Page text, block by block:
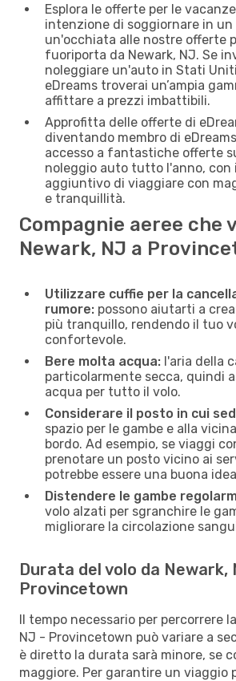
Esplora le offerte per le
intenzione di soggiornare in un
un'occhiata alle nostre offerte
fuoriporta da Newark, NJ. Se
noleggiare un'auto in Stati
eDreams troverai un’ampia
affittare a prezzi imbattibili.
Approfitta delle offerte di
diventando membro di
accesso a fantastiche offerte
noleggio auto tutto l'anno, con
aggiuntivo di viaggiare con
e tranquillità.
Compagnie aeree che
Newark, NJ a
Utilizzare cuffie per la
rumore: possono aiutarti a
più tranquillo, rendendo il tuo
confortevole.
Bere molta acqua: l'aria della
particolarmente secca, quindi
acqua per tutto il volo.
Considerare il posto in cui
spazio per le gambe e alla
bordo. Ad esempio, se viaggi
prenotare un posto vicino ai
potrebbe essere una buona
Distendere le gambe
volo alzati per sgranchire le
migliorare la circolazione
Durata del volo da Newark,
Provincetown
Il tempo necessario per percorrere
NJ - Provincetown può variare a
è diretto la durata sarà minore, se
maggiore. Per garantire un viaggio